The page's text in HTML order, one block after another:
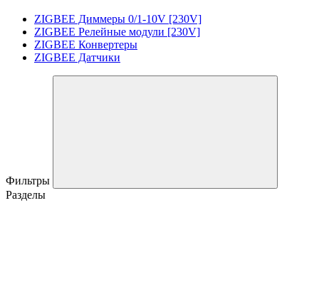
ZIGBEE Диммеры 0/1-10V [230V]
ZIGBEE Релейные модули [230V]
ZIGBEE Конвертеры
ZIGBEE Датчики
Фильтры
Разделы